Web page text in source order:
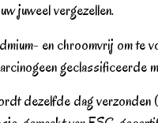
juweel vergezellen.
en chroomvrij om
geclassificeerde
dezelfde dag